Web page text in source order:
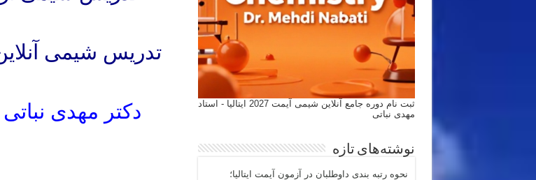
تدریس شیمی
ثبت نام دوره جامع آنلاین شیمی آیمت 2027 ایتالیا - استاد
مهدی نباتی
نوشته‌های تازه
نحوه رتبه بندی داوطلبان در آزمون آیمت ایتالیا؛